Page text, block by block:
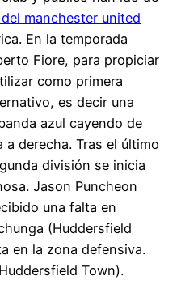
manchester united
En la temporada
Fiore, para propiciar
como primera
es decir una
azul cayendo de
derecha. Tras el último
división se inicia
Jason Puncheon
una falta en
(Huddersfield
en la zona defensiva.
Town).